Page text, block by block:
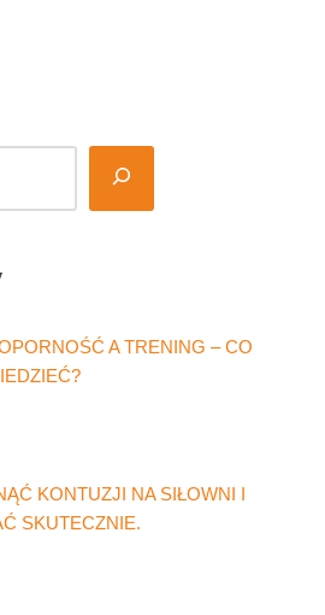
A TRENING – CO
KONTUZJI NA SIŁOWNI I
SKUTECZNIE.